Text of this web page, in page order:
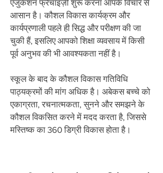
एजुकेशन फ्रैंचाइज़ी शुरू करना आपके विचार से
आसान है। कौशल विकास कार्यक्रम और
कार्यप्रणाली पहले ही सिद्ध और परीक्षण की जा
चुकी हैं, इसलिए आपको शिक्षा व्यवसाय में किसी
पूर्व अनुभव की भी आवश्यकता नहीं है।
स्कूल के बाद के कौशल विकास गतिविधि
पाठ्यक्रमों की मांग अधिक है। अबेकस बच्चे को
एकाग्रता, रचनात्मकता, सुनने और समझने के
कौशल विकसित करने में मदद करता है, जिससे
मस्तिष्क का 360 डिग्री विकास होता है।